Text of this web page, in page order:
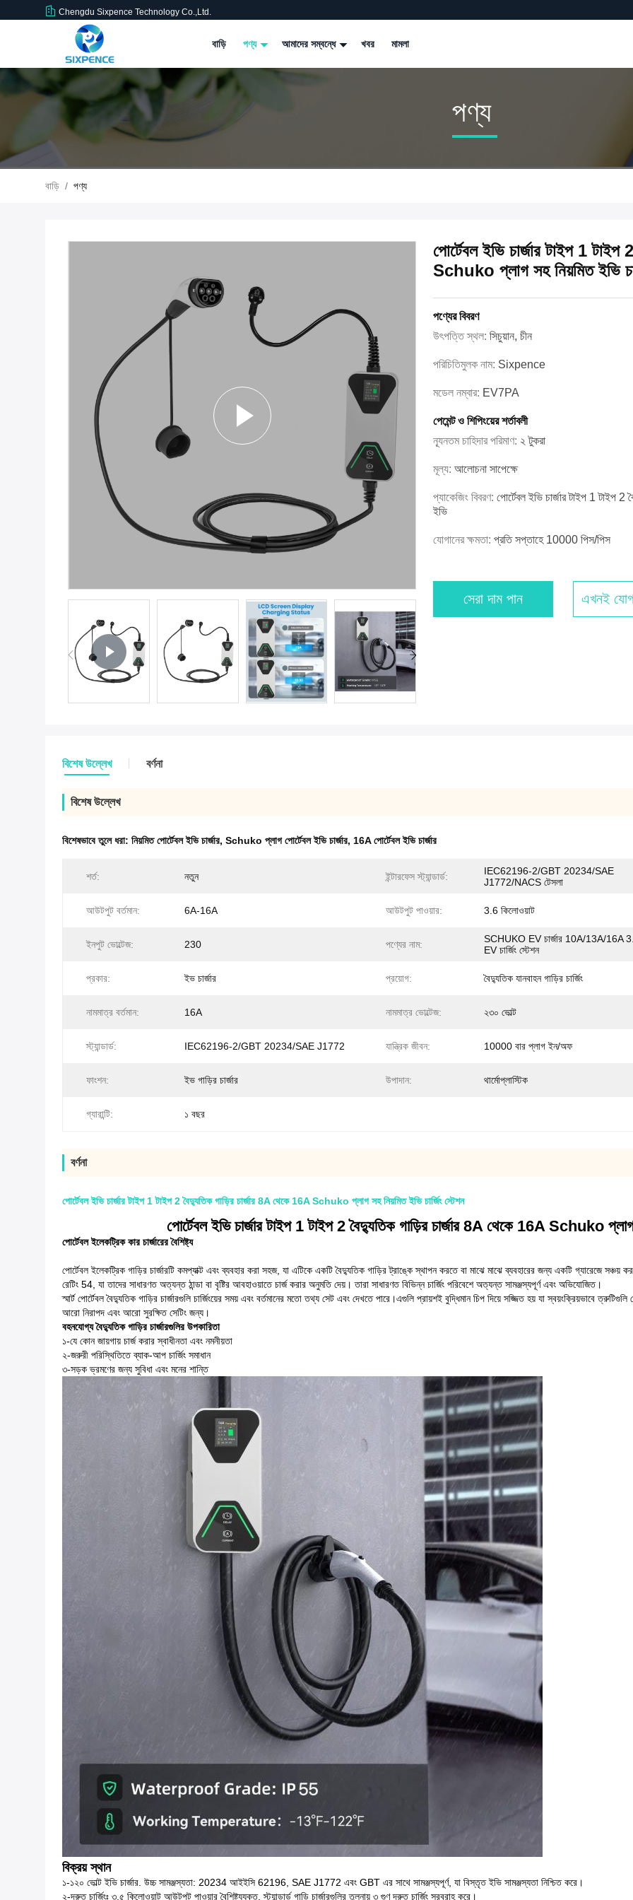
Chengdu Sixpence Technology Co.,Ltd.
বাড়ি পণ্য আমাদের সম্বন্ধে খবর মামলা
পণ্য
বাড়ি / পণ্য
পোর্টেবল ইভি চার্জার টাইপ 1
Schuko প্লাগ সহ নিয়মিত ইভি
পণ্যের বিবরণ
উৎপত্তি স্থল: সিচুয়ান, চীন
পরিচিতিমুলক নাম: Sixpence
মডেল নম্বার: EV7PA
পেমেন্ট ও শিপিংয়ের শর্তাবলী
ন্যূনতম চাহিদার পরিমাণ: ২ টুকরা
মূল্য: আলোচনা সাপেক্ষে
প্যাকেজিং বিবরণ: পোর্টেবল ইভি চার্জার টাইপ 1 টাইপ
ইভি
যোগানের ক্ষমতা: প্রতি সপ্তাহে 10000 পিস/পিস
সেরা দাম পান এখনই
বিশেষ উল্লেখ বর্ণনা
বিশেষ উল্লেখ
বিশেষভাবে তুলে ধরা: নিয়মিত পোর্টেবল ইভি চার্জার, Schuko প্লাগ পোর্টেবল ইভি চার্জার, 16A পোর্টেবল ইভি চার্জার
শর্ত: নতুন ইন্টারফেস স্ট্যান্ডার্ড:
IEC62196-2/GBT 20234/SAE
J1772/NACS টেসলা
আউটপুট বর্তমান: 6A-16A আউটপুট পাওয়ার: 3.6 কিলোওয়াট
ইনপুট ভোল্টেজ: 230 পণ্যের নাম:
SCHUKO EV চার্জার 10A/13A/16A
EV চার্জিং স্টেশন
প্রকার: ইভ চার্জার প্রয়োগ: বৈদ্যুতিক যানবাহন গাড়ির চার্জিং
নামমাত্র বর্তমান: 16A নামমাত্র ভোল্টেজ: ২৩০ ভোল্ট
স্ট্যান্ডার্ড: IEC62196-2/GBT 20234/SAE J1772 যান্ত্রিক জীবন: 10000 বার প্লাগ ইন/অফ
ফাংশন: ইভ গাড়ির চার্জার উপাদান: থার্মোপ্লাস্টিক
গ্যারান্টি: ১ বছর
বর্ণনা
পোর্টেবল ইভি চার্জার টাইপ 1 টাইপ 2 বৈদ্যুতিক গাড়ির চার্জার 8A থেকে 16A Schuko প্লাগ সহ নিয়মিত ইভি চার্জিং স্টেশন
পোর্টেবল ইভি চার্জার টাইপ 1 টাইপ 2 বৈদ্যুতিক গাড়ির চার্জার 8A থেকে 16A Schuko প্লাগ
পোর্টেবল ইলেকট্রিক কার চার্জারের বৈশিষ্ট্য
পোর্টেবল ইলেকট্রিক গাড়ির চার্জারটি কমপ্যাক্ট এবং ব্যবহার করা সহজ, যা এটিকে একটি বৈদ্যুতিক গাড়ির ট্রাঙ্কে স্থাপন করতে বা মাঝে মাঝে ব্যবহারের জন্য একটি গ্যারেজে সঞ্চয়
রেটিং 54, যা তাদের সাধারণত অত্যন্ত ঠান্ডা বা বৃষ্টির আবহাওয়াতে চার্জ করার অনুমতি দেয়। তারা সাধারণত বিভিন্ন চার্জিং পরিবেশে অত্যন্ত সামঞ্জস্যপূর্ণ এবং অভিযোজিত।
স্মার্ট পোর্টেবল বৈদ্যুতিক গাড়ির চার্জারগুলি চার্জিংয়ের সময় এবং বর্তমানের মতো তথ্য সেট এবং দেখতে পারে।এগুলি প্রায়শই বুদ্ধিমান চিপ দিয়ে সজ্জিত হয় যা স্বয়ংক্রিয়ভাবে
আরো নিরাপদ এবং আরো সুরক্ষিত সেটিং জন্য।
বহনযোগ্য বৈদ্যুতিক গাড়ির চার্জারগুলির উপকারিতা
১-যে কোন জায়গায় চার্জ করার স্বাধীনতা এবং নমনীয়তা
২-জরুরী পরিস্থিতিতে ব্যাক-আপ চার্জিং সমাধান
৩-সড়ক ভ্রমণের জন্য সুবিধা এবং মনের শান্তি
বিক্রয় স্থান
১-১২০ ভোল্ট ইভি চার্জার. উচ্চ সামঞ্জস্যতা: 20234 আইইসি 62196, SAE J1772 এবং GBT এর সাথে সামঞ্জস্যপূর্ণ, যা বিস্তৃত ইভি সামঞ্জস্যতা নিশ্চিত করে।
২-দ্রুত চার্জিংঃ ৩.৫ কিলোওয়াট আউটপুট পাওয়ার বৈশিষ্ট্যযুক্ত, স্ট্যান্ডার্ড গাড়ি চার্জারগুলির তুলনায় ৩ গুণ দ্রুত চার্জিং সরবরাহ করে।